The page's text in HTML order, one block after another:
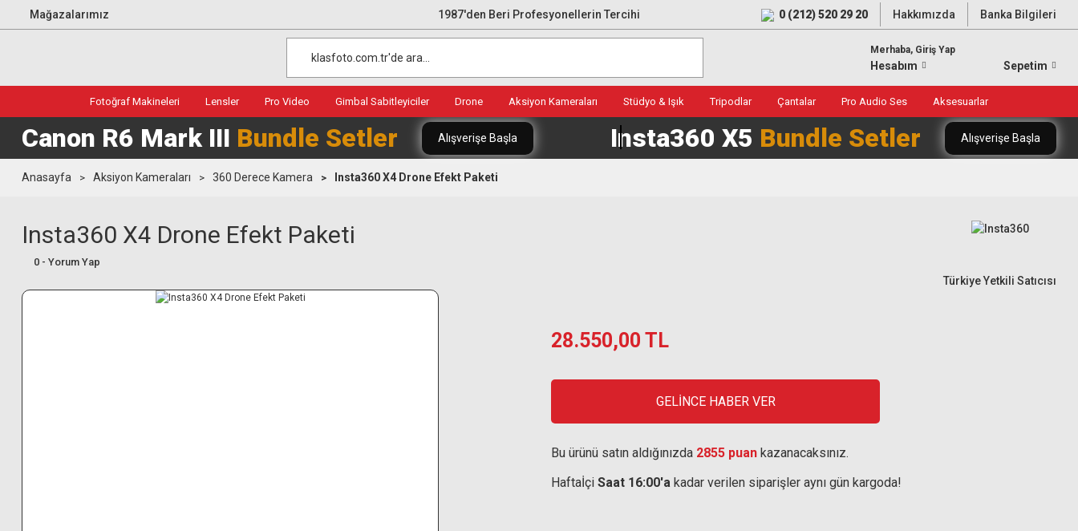
Mağazalarımız 1987'den Beri Profesyonellerin Tercihi 0 (212) 520 29 20 Hakkımızda Banka Bilgileri
Merhaba, Giriş Yap
Hesabım Sepetim
Fotoğraf Makineleri Lensler Pro Video Gimbal Sabitleyiciler Drone Aksiyon Kameraları Stüdyo & Işık Tripodlar Çantalar Pro Audio Ses Aksesuarlar
Canon R6 Mark III Bundle Setler Alışverişe Başla Insta360 X5 Bundle Setler Alışverişe Başla
Anasayfa Aksiyon Kameraları 360 Derece Kamera Insta360 X4 Drone Efekt Paketi
Insta360 X4 Drone Efekt Paketi
0 - Yorum Yap
Türkiye Yetkili Satıcısı
28.550,00 TL
GELİNCE HABER VER
Bu ürünü satın aldığınızda 2855 puan kazanacaksınız.
Haftaİçi Saat 16:00'a kadar verilen siparişler aynı gün kargoda!